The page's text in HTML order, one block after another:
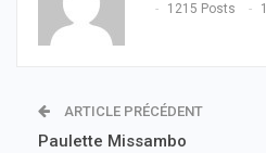
1215 Posts
ARTICLE PRÉCÉDENT
Paulette Missambo